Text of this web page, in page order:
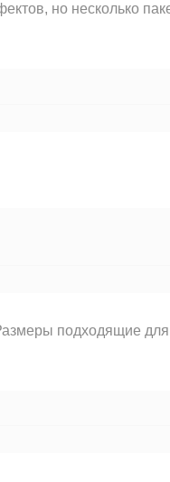
но несколько
подходящие